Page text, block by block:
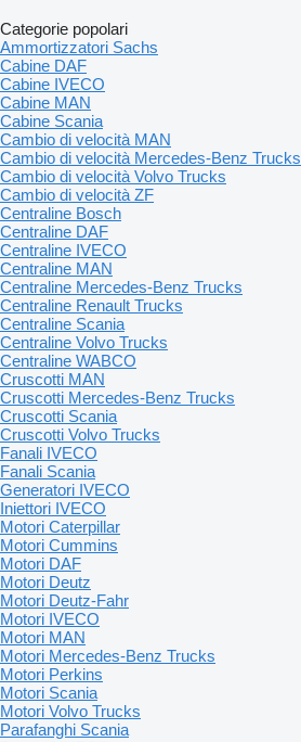
Categorie popolari
Ammortizzatori Sachs
Cabine DAF
Cabine IVECO
Cabine MAN
Cabine Scania
Cambio di velocità MAN
Cambio di velocità Mercedes-Benz Trucks
Cambio di velocità Volvo Trucks
Cambio di velocità ZF
Centraline Bosch
Centraline DAF
Centraline IVECO
Centraline MAN
Centraline Mercedes-Benz Trucks
Centraline Renault Trucks
Centraline Scania
Centraline Volvo Trucks
Centraline WABCO
Cruscotti MAN
Cruscotti Mercedes-Benz Trucks
Cruscotti Scania
Cruscotti Volvo Trucks
Fanali IVECO
Fanali Scania
Generatori IVECO
Iniettori IVECO
Motori Caterpillar
Motori Cummins
Motori DAF
Motori Deutz
Motori Deutz-Fahr
Motori IVECO
Motori MAN
Motori Mercedes-Benz Trucks
Motori Perkins
Motori Scania
Motori Volvo Trucks
Parafanghi Scania